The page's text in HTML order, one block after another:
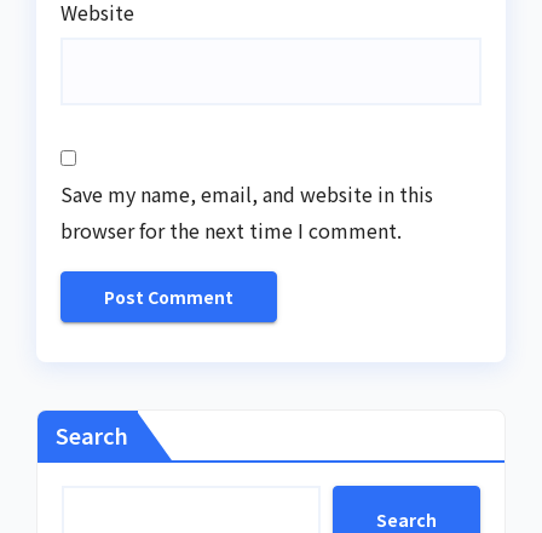
Website
Save my name, email, and website in this
browser for the next time I comment.
Search
Search